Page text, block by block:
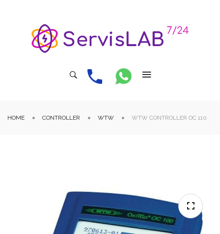
HOME CONTROLLER WTW WTW CONTROLLER OC 110